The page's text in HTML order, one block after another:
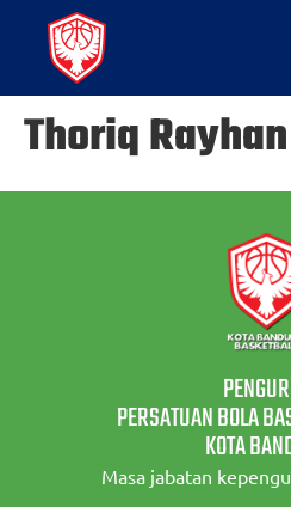
Thoriq
PERSATUAN BOLA
KOTA
Masa jabatan